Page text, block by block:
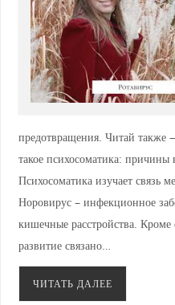
предотвращения. Читай
такое психосоматика:
Психосоматика изучает связь
Норовирус – инфекционное
кишечные расстройства.
развитие связано…
ЧИТАТЬ ДАЛЕЕ